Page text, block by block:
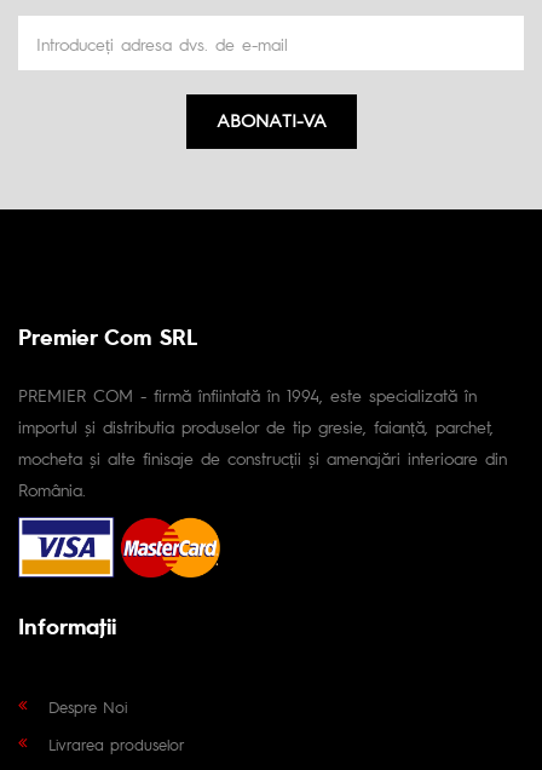
ABONATI-VA
Premier Com SRL
PREMIER COM - firmă înfiintată în 1994, este specializată în
importul și distributia produselor de tip gresie, faianță, parchet,
mocheta și alte finisaje de construcții și amenajări interioare din
România.
Informaţii
Despre Noi
Livrarea produselor